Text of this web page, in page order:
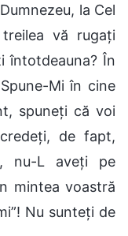
la Cel
vă rugați
întotdeauna? În
Mi în cine
spuneți că voi
de fapt,
nu-L aveți pe
mintea voastră
Nu sunteți de